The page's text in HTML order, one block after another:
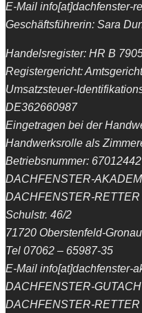
E-Mail info[at]dachfenster-
Geschäftsführerin: Sara
Handelsregister: HR B
Registergericht:
Umsatzsteuer-
DE362660987
Eingetragen bei der
Handwerksrolle als
Betriebsnummer:
DACHFENSTER-
DACHFENSTER-RETTER
Schulstr. 46/2
71720 Oberstenfeld-Gronau
Tel 07062 – 65987-35
E-Mail info[at]dachfenster-
DACHFENSTER-
DACHFENSTER-RETTER